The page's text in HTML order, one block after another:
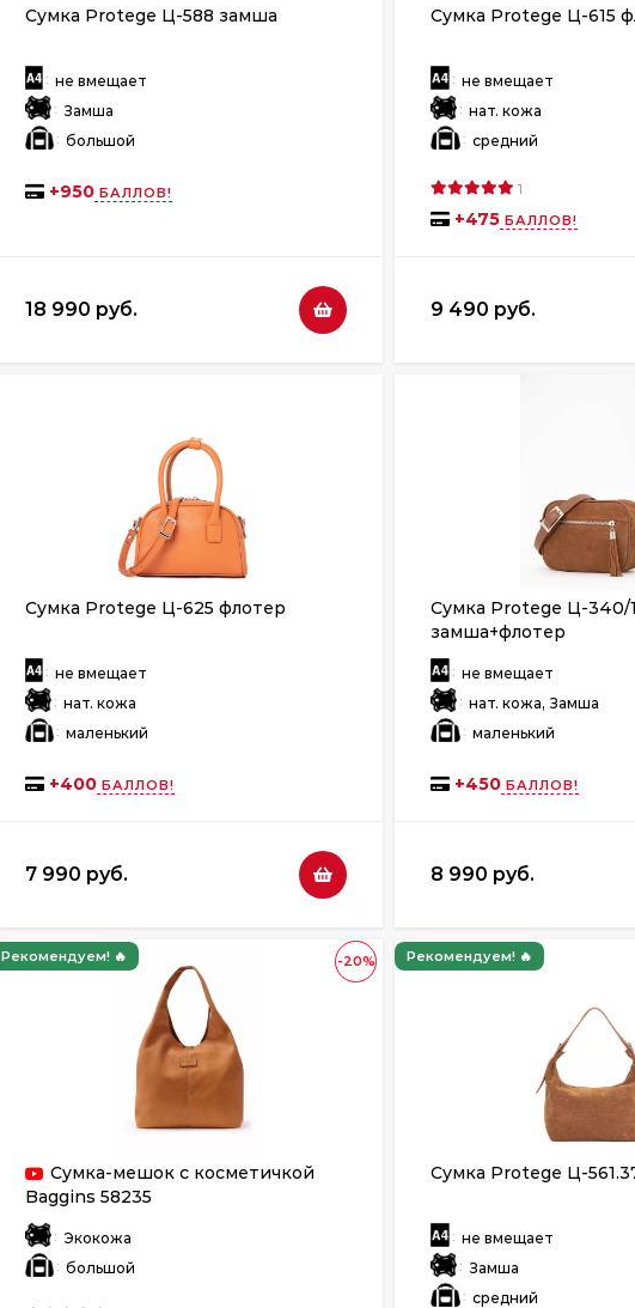
Сумка Protege Ц-588 замша
: не вмещает
: Замша
: большой
+950 БАЛЛОВ!
18 990 руб.
Сумка Protege Ц-615
: не вмещает
: нат. кожа
: средний
1
+475 БАЛЛОВ!
9 490 руб.
Сумка Protege Ц-625 флотер
: не вмещает
: нат. кожа
: маленький
+400 БАЛЛОВ!
7 990 руб.
Сумка Protege Ц-340/
замша+флотер
: не вмещает
: нат. кожа, Замша
: маленький
+450 БАЛЛОВ!
8 990 руб.
-20%
Рекомендуем! 🔥
Сумка-мешок с косметичкой
Baggins 58235
: Экокожа
: большой
Рекомендуем! 🔥
Сумка Protege Ц-
: не вмещает
: Замша
: средний